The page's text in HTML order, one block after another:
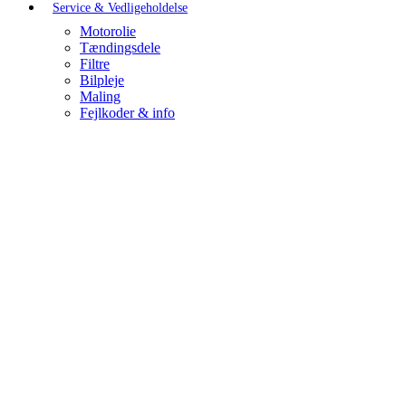
Service & Vedligeholdelse
Motorolie
Tændingsdele
Filtre
Bilpleje
Maling
Fejlkoder & info